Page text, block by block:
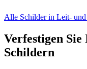
Alle Schilder in Leit-
Verfestigen
Schildern